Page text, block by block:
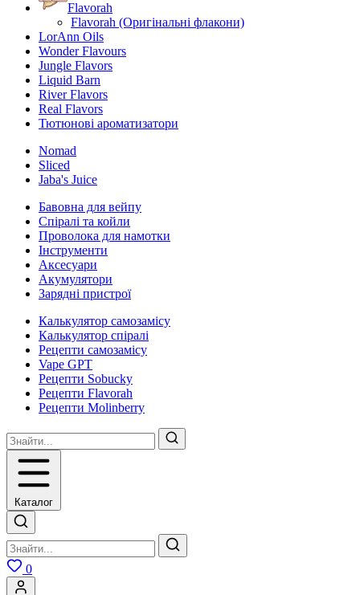
Flavorah
Flavorah (Оригінальні флакони)
LorAnn Oils
Wonder Flavours
Jungle Flavors
Liquid Barn
River Flavors
Real Flavors
Тютюнові ароматизатори
Nomad
Sliced
Jaba's Juice
Бавовна для вейпу
Спіралі та койли
Проволока для намотки
Інструменти
Аксесуари
Акумулятори
Зарядні пристрої
Калькулятор самозамісу
Калькулятор спіралі
Рецепти самозамісу
Vape GPT
Рецепти Sobucky
Рецепти Flavorah
Рецепти Molinberry
Каталог
0